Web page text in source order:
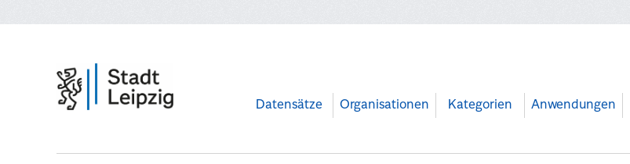
Datensätze Organisationen Kategorien Anwendungen